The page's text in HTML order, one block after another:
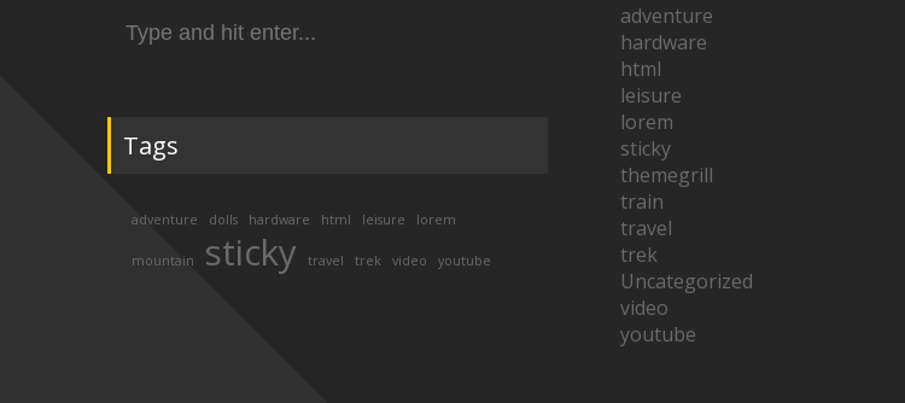
for:
Tags
adventure dolls hardware html leisure lorem
mountain sticky travel trek video youtube
adventure
hardware
html
leisure
lorem
sticky
themegrill
train
travel
trek
Uncategorized
video
youtube